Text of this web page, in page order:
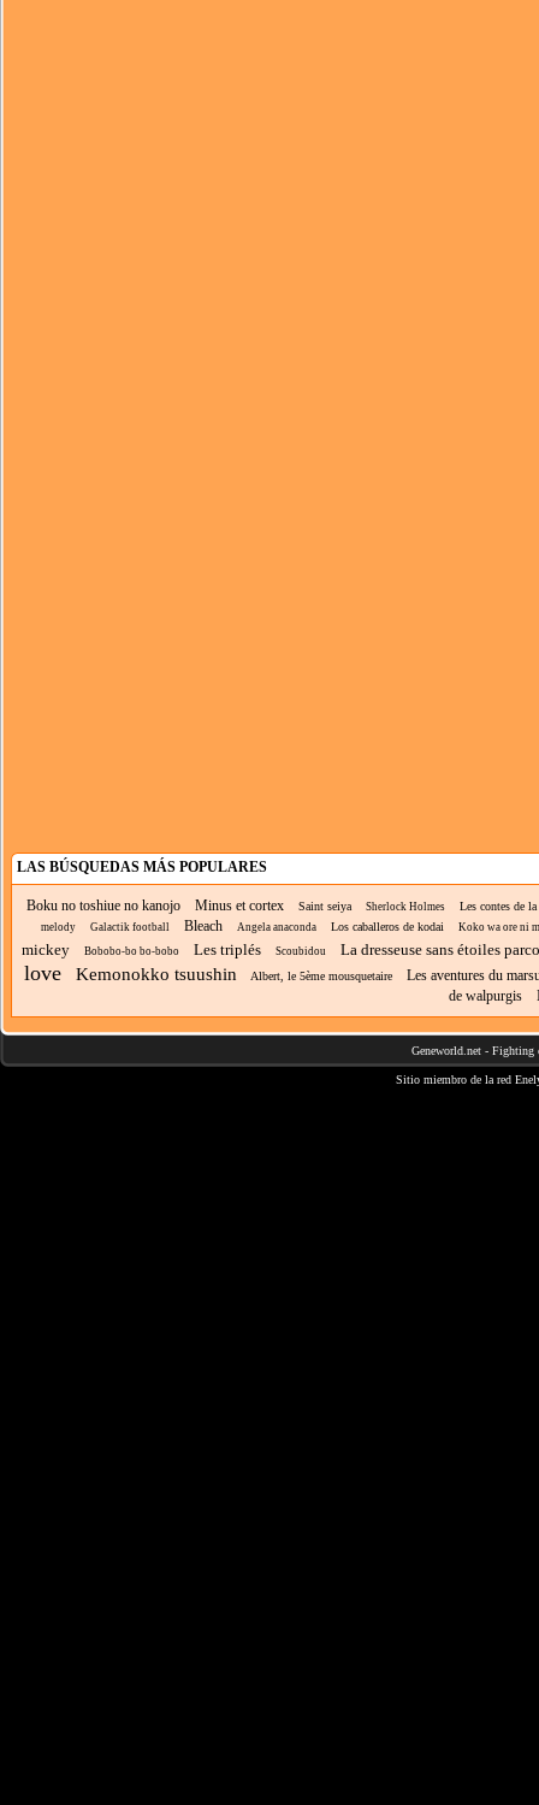
LAS BÚSQUEDAS MÁS POPULARES
Boku no toshiue no kanojo Minus et cortex Saint seiya Sherlock Holmes Les contes de la
melody Galactik football Bleach Angela anaconda Los caballeros de kodai Koko wa ore ni
mickey Bobobo-bo bo-bobo Les triplés Scoubidou La dresseuse sans étoiles
love Kemonokko tsuushin Albert, le 5ème mousquetaire
Les aventures du
de walpurgis
Geneworld.net - Fighting
Sitio miembro de la red